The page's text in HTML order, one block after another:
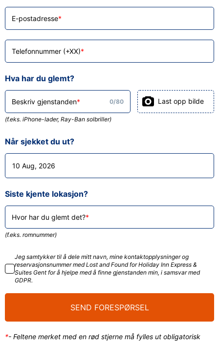
E-postadresse
Telefonnummer (+XX)
Hva har du glemt?
Beskriv gjenstanden 0/80 Last opp bilde
(f.eks. iPhone-lader, Ray-Ban solbriller)
Når sjekket du ut?
Siste kjente lokasjon?
Hvor har du glemt det?
(f.eks. romnummer)
Jeg samtykker til å dele mitt navn, mine kontaktopplysninger og
reservasjonsnummer med Lost and Found for Holiday Inn Express &
Suites Gent for å hjelpe med å finne gjenstanden min, i samsvar med
GDPR.
SEND FORESPØRSEL
*- Feltene merket med en rød stjerne må fylles ut obligatorisk